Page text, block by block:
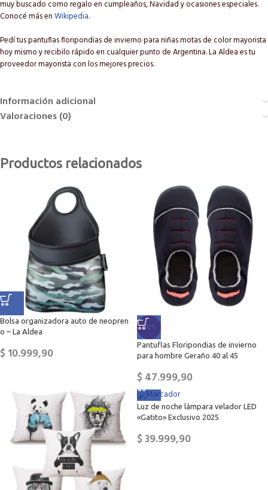
muy buscado como regalo en cumpleaños, Navidad y ocasiones especiales.
Conocé más enWikipedia.
Pedí tus pantuflas floripondias de invierno para niñas motas de color mayorista
hoy mismo y recibilo rápido en cualquier punto de Argentina. La Aldea es tu
proveedor mayorista con los mejores precios.
Información adicional
Valoraciones (0)
Productos relacionados
Bolsa organizadora auto de neopren
o – La Aldea
$10.999,90
HOT
Pantuflas Floripondias de invierno
para hombre Geraño 40 al 45
$47.999,90
Luz de noche lámpara velador LED
«Gatito» Exclusivo 2025
$39.999,90